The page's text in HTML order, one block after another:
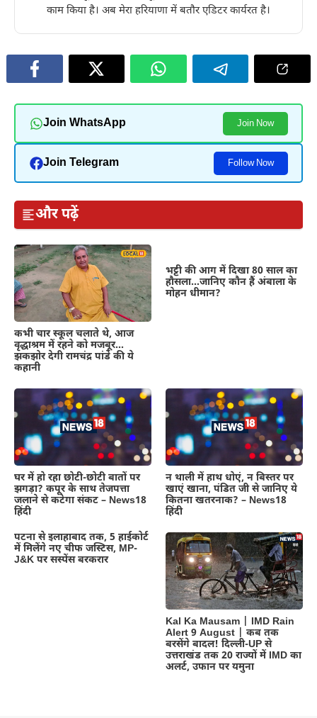
काम किया है। अब मेरा हरियाणा में बतौर एडिटर कार्यरत है।
Join WhatsApp Join Now
Join Telegram Follow Now
और पढ़ें
कभी चार स्कूल चलाते थे, आज
वृद्धाश्रम में रहने को मजबूर…
झकझोर देगी रामचंद्र पांडे की ये
कहानी
भट्टी की आग में दिखा 80 साल का
हौसला…जानिए कौन हैं अंबाला के
मोहन धीमान?
घर में हो रहा छोटी-छोटी बातों पर
झगड़ा? कपूर के साथ तेजपत्ता
जलाने से कटेगा संकट – News18
हिंदी
न थाली में हाथ धोएं, न बिस्तर पर
खाएं खाना, पंडित जी से जानिए ये
कितना खतरनाक? – News18
हिंदी
पटना से इलाहाबाद तक, 5 हाईकोर्ट
में मिलेंगे नए चीफ जस्टिस, MP-
J&K पर सस्पेंस बरकरार
Kal Ka Mausam | IMD Rain
Alert 9 August | कब तक
बरसेंगे बादल! दिल्ली-UP से
उत्तराखंड तक 20 राज्यों में IMD का
अलर्ट, उफान पर यमुना